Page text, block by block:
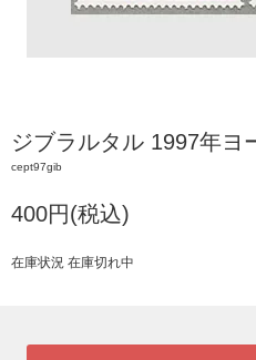
ジブラルタル 1997年ヨ
cept97gib
400円(税込)
在庫状況 在庫切れ中